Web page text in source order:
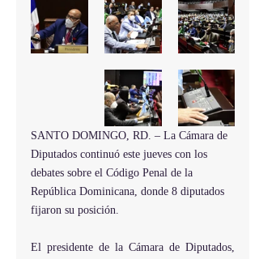
SANTO DOMINGO, RD. – La Cámara de
Diputados continuó este jueves con los
debates sobre el Código Penal de la
República Dominicana, donde 8 diputados
fijaron su posición.
El presidente de la Cámara de Diputados,